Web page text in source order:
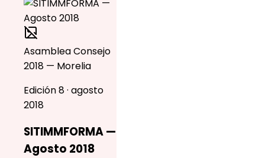
Asamblea Consejo
2018 — Morelia
Edición 8 · agosto
2018
SITIMMFORMA —
Agosto 2018